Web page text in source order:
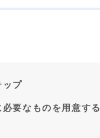
ップ
要なものを用意する